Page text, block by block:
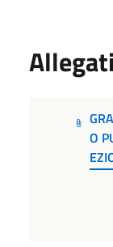
Allegati
O